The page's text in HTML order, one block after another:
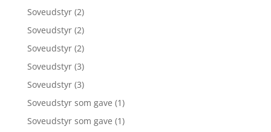
Soveudstyr (2)
Soveudstyr (2)
Soveudstyr (2)
Soveudstyr (3)
Soveudstyr (3)
Soveudstyr som gave (1)
Soveudstyr som gave (1)